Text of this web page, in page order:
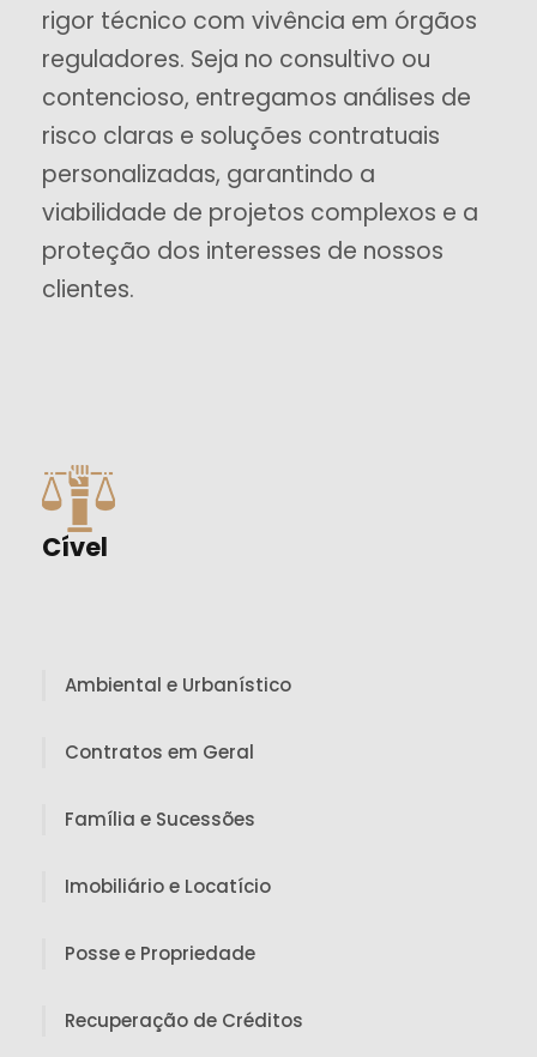
rigor técnico com vivência em órgãos
reguladores. Seja no consultivo ou
contencioso, entregamos análises de
risco claras e soluções contratuais
personalizadas, garantindo a
viabilidade de projetos complexos e a
proteção dos interesses de nossos
clientes.
Cível
Ambiental e Urbanístico
Contratos em Geral
Família e Sucessões
Imobiliário e Locatício
Posse e Propriedade
Recuperação de Créditos